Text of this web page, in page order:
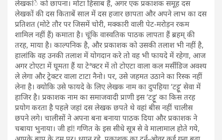
लेखकांे को छापना। मोटा हिसाब हैं, अगर एक प्रकाशक समूह दस
लेखकों की दस किताबें साल में दस हजार छापता और अपने लाभ का दस
प्रतिशत (मोटे तौर पर जिसमें चोरी, मक्कारी वाली पेट-मरोड़न रकम
शामिल नहीं हैं) कमाता है। चूंकि वास्वतिक पाठक लापता हैं ब्रहम् की
तरह, माया है। काल्पनिक है, और प्रकाशक को उसकी तलाश भी नहीं है,
हालांकि वह उनकी तलाश में योगदान करे तो वह भी फायदे में रहेगा, आज
अगर टोएटा में घूमता हैं या टेªक्टर में तो टोएटा वाला कल मर्सीडिज अवश्य
ले लेगा और ट्रेक्टर वाला टाटा नैनो। पर, उसे जहमत उठाने का रिस्क नहीं
लेना है। क्योकि उसे फायदे के लिए लेखक नाम का दुपहिया ’टट्टू’ सेवा में
हाजिर है। प्रकाशक नाम का समाजवादी प्राणी इस ’टट्टू’ का किस तरह
प्रयोग करता है पहले जहां दस लेखक छपते थे वहां बीस नहीं चालीस
छपने लगे। चालीसों ने अपना बना बनाया पाठक दिया और प्रकाशक ने
चबाया भुनाया। जी हां! गणित के इस सीधे सूत्र से वे मालामाल होते गये,